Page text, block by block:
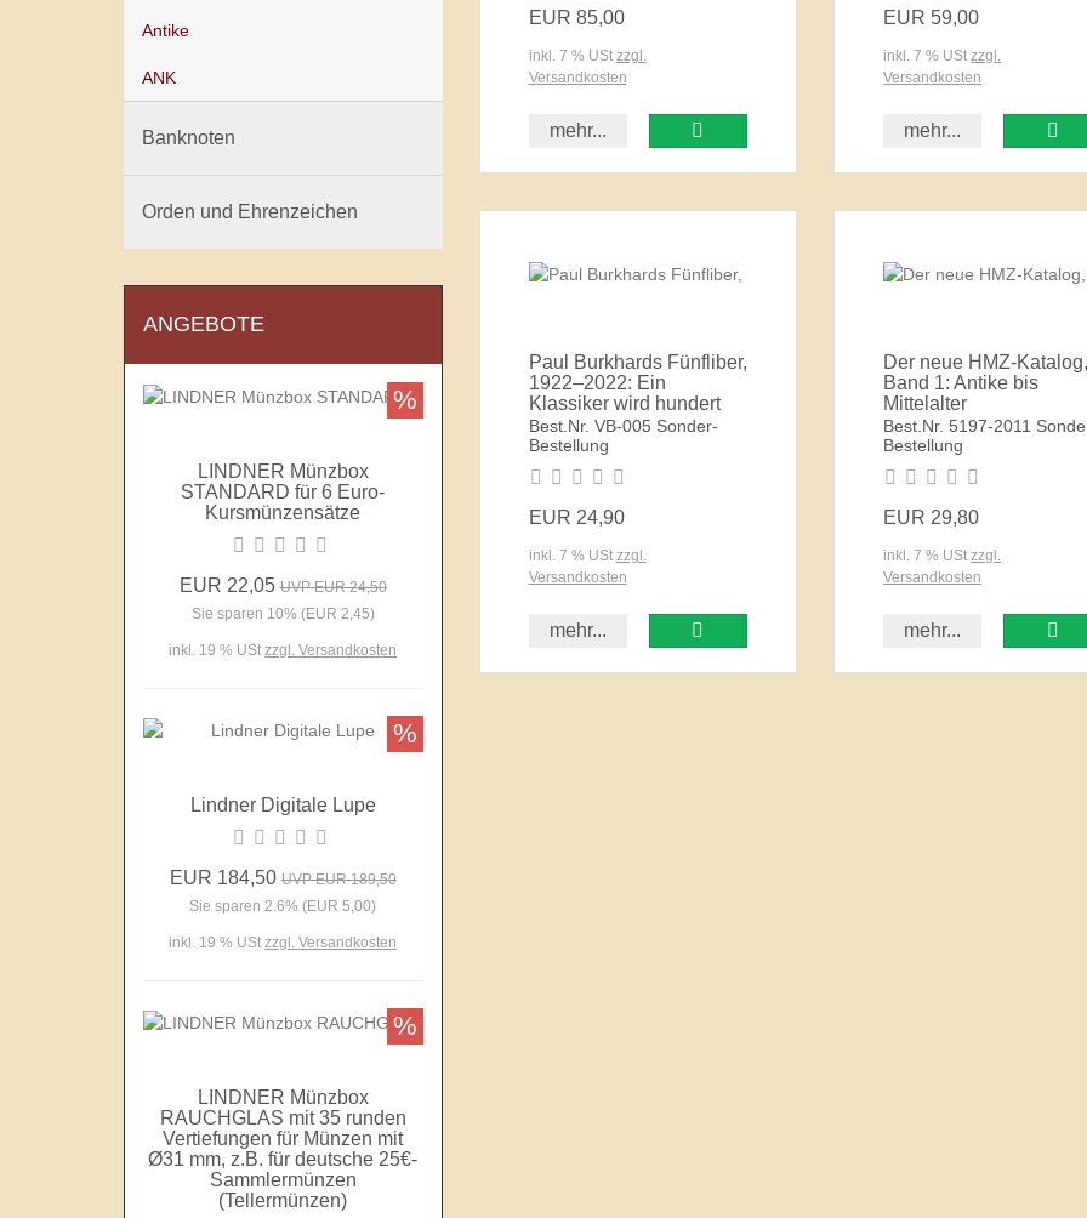
EUR 85,00
inkl. 7 % USt zzgl.
Versandkosten
mehr...
EUR 59,00
inkl. 7 % USt zzgl.
Versandkosten
mehr...
Paul Burkhards Fünfliber,
1922–2022: Ein
Klassiker wird hundert
Best.Nr. VB-005 Sonder-
Bestellung
EUR 24,90
inkl. 7 % USt zzgl.
Versandkosten
mehr...
Der neue HMZ-Katalog,
Band 1: Antike bis
Mittelalter
Best.Nr. 5197-2011
Bestellung
EUR 29,80
inkl. 7 % USt zzgl.
Versandkosten
mehr...
Antike
ANK
Banknoten
Orden und Ehrenzeichen
ANGEBOTE
LINDNER Münzbox
STANDARD für 6 Euro-
Kursmünzensätze
EUR 22,05 UVP EUR 24,50
Sie sparen 10% (EUR 2,45)
inkl. 19 % UStzzgl. Versandkosten
%
Lindner Digitale Lupe
EUR 184,50 UVP EUR 189,50
Sie sparen 2.6% (EUR 5,00)
inkl. 19 % UStzzgl. Versandkosten
%
LINDNER Münzbox
RAUCHGLAS mit 35 runden
Vertiefungen für Münzen mit
Ø31 mm, z.B. für deutsche 25€-
Sammlermünzen
(Tellermünzen)
%